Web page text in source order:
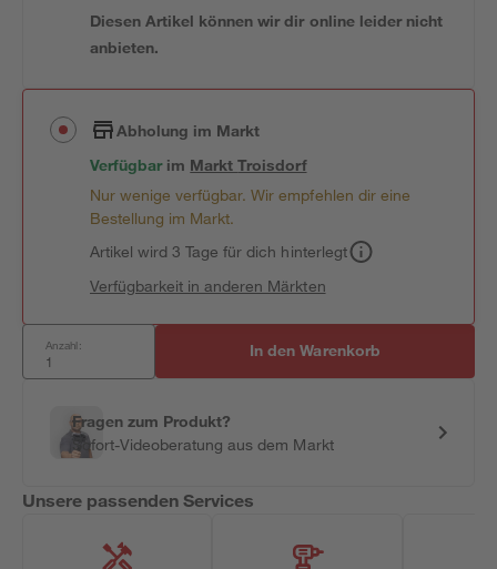
Diesen Artikel können wir dir online leider nicht
anbieten.
Abholung im Markt
Verfügbar im MarktTroisdorf
Nur wenige verfügbar. Wir empfehlen dir eine
Bestellung im Markt.
Artikel wird 3 Tage für dich hinterlegt
Verfügbarkeit in anderen Märkten
Anzahl: In den Warenkorb
Fragen zum Produkt?
Sofort-Videoberatung aus dem Markt
Unsere passenden Services